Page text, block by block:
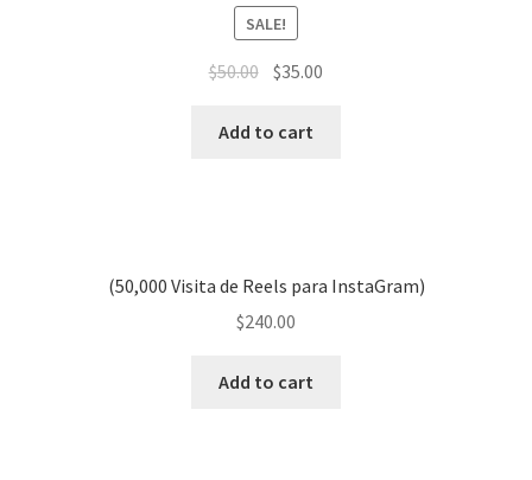
SALE!
$50.00 $35.00
Add to cart
(50,000 Visita de Reels para InstaGram)
$240.00
Add to cart